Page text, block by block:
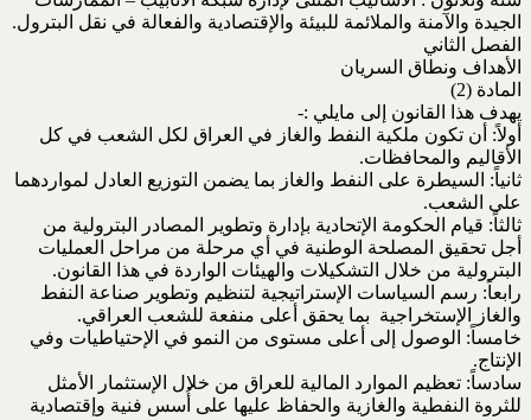
الجيدة والآمنة والملائمة للبيئة والإقتصادية والفعالة في نقل البترول.
الفصل الثاني
الأهداف ونطاق السريان
المادة (2)
يهدف هذا القانون إلى مايلي :-
أولاً: أن تكون ملكية النفط والغاز في العراق لكل الشعب في كل
الأقاليم والمحافظات.
ثانياً: السيطرة على النفط والغاز بما يضمن التوزيع العادل لمواردهما
على الشعب.
ثالثاً: قيام الحكومة الإتحادية بإدارة وتطوير المصادر البترولية من
أجل تحقيق المصلحة الوطنية في أي مرحلة من مراحل العمليات
البترولية من خلال التشكيلات والهيئات الواردة في هذا القانون.
رابعاً: رسم السياسات الإستراتيجية لتنظيم وتطوير صناعة النفط
والغاز الإستخراجية بما يحقق أعلى منفعة للشعب العراقي.
خامساً: الوصول إلى أعلى مستوى من النمو في الإحتياطيات وفي
الإنتاج.
سادساً: تعظيم الموارد المالية للعراق من خلال الإستثمار الأمثل
للثروة النفطية والغازية والحفاظ عليها على أُسس فنية وإقتصادية